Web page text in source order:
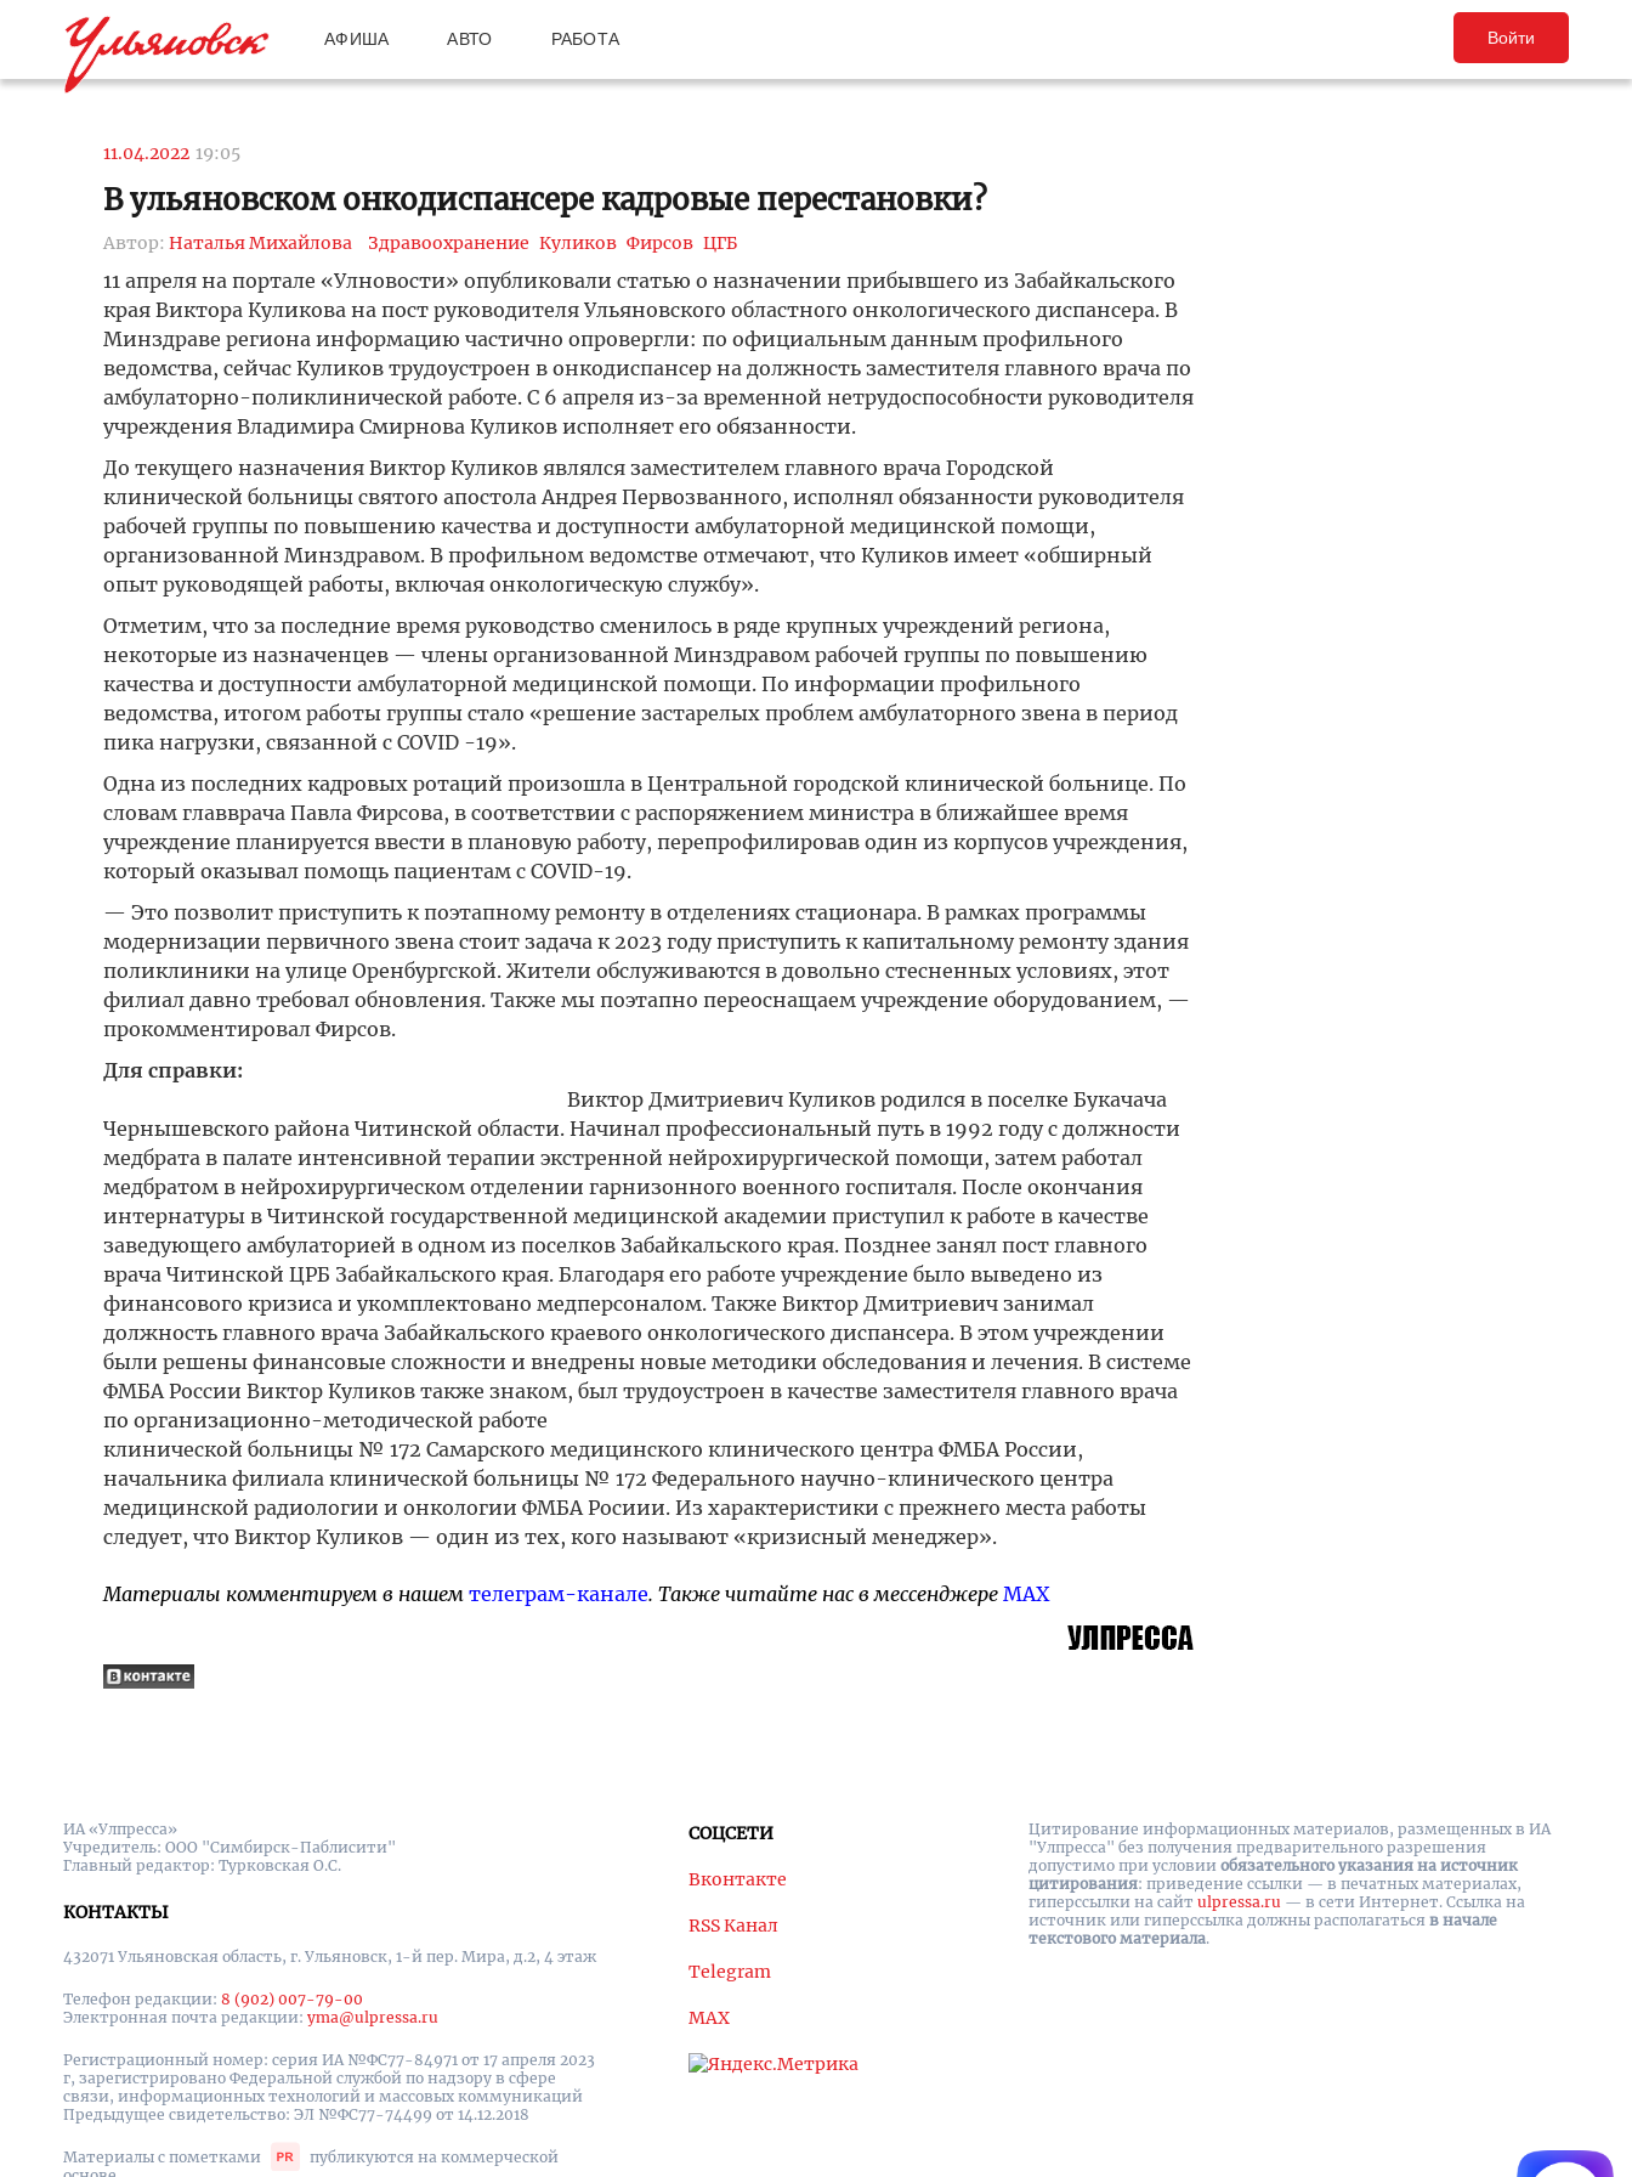
АФИША АВТО РАБОТА Войти
11.04.2022 19:05
В ульяновском онкодиспансере кадровые перестановки?
Автор: Наталья Михайлова Здравоохранение Куликов Фирсов ЦГБ
11 апреля на портале «Улновости» опубликовали статью о назначении прибывшего из Забайкальского
края Виктора Куликова на пост руководителя Ульяновского областного онкологического диспансера. В
Минздраве региона информацию частично опровергли: по официальным данным профильного
ведомства, сейчас Куликов трудоустроен в онкодиспансер на должность заместителя главного врача по
амбулаторно-поликлинической работе. С 6 апреля из-за временной нетрудоспособности руководителя
учреждения Владимира Смирнова Куликов исполняет его обязанности.
До текущего назначения Виктор Куликов являлся заместителем главного врача Городской
клинической больницы святого апостола Андрея Первозванного, исполнял обязанности руководителя
рабочей группы по повышению качества и доступности амбулаторной медицинской помощи,
организованной Минздравом. В профильном ведомстве отмечают, что Куликов имеет «обширный
опыт руководящей работы, включая онкологическую службу».
Отметим, что за последние время руководство сменилось в ряде крупных учреждений региона,
некоторые из назначенцев — члены организованной Минздравом рабочей группы по повышению
качества и доступности амбулаторной медицинской помощи. По информации профильного
ведомства, итогом работы группы стало «решение застарелых проблем амбулаторного звена в период
пика нагрузки, связанной с COVID -19».
Одна из последних кадровых ротаций произошла в Центральной городской клинической больнице. По
словам главврача Павла Фирсова, в соответствии с распоряжением министра в ближайшее время
учреждение планируется ввести в плановую работу, перепрофилировав один из корпусов учреждения,
который оказывал помощь пациентам с COVID-19.
— Это позволит приступить к поэтапному ремонту в отделениях стационара. В рамках программы
модернизации первичного звена стоит задача к 2023 году приступить к капитальному ремонту здания
поликлиники на улице Оренбургской. Жители обслуживаются в довольно стесненных условиях, этот
филиал давно требовал обновления. Также мы поэтапно переоснащаем учреждение оборудованием, —
прокомментировал Фирсов.
Для справки:
Виктор Дмитриевич Куликов родился в поселке Букачача
Чернышевского района Читинской области. Начинал профессиональный путь в 1992 году с должности
медбрата в палате интенсивной терапии экстренной нейрохирургической помощи, затем работал
медбратом в нейрохирургическом отделении гарнизонного военного госпиталя. После окончания
интернатуры в Читинской государственной медицинской академии приступил к работе в качестве
заведующего амбулаторией в одном из поселков Забайкальского края. Позднее занял пост главного
врача Читинской ЦРБ Забайкальского края. Благодаря его работе учреждение было выведено из
финансового кризиса и укомплектовано медперсоналом. Также Виктор Дмитриевич занимал
должность главного врача Забайкальского краевого онкологического диспансера. В этом учреждении
были решены финансовые сложности и внедрены новые методики обследования и лечения. В системе
ФМБА России Виктор Куликов также знаком, был трудоустроен в качестве заместителя главного врача
по организационно-методической работе
клинической больницы № 172 Самарского медицинского клинического центра ФМБА России,
начальника филиала клинической больницы № 172 Федерального научно-клинического центра
медицинской радиологии и онкологии ФМБА Росиии. Из характеристики с прежнего места работы
следует, что Виктор Куликов — один из тех, кого называют «кризисный менеджер».
Материалы комментируем в нашем телеграм-канале. Также читайте нас в мессенджере MAX
ИА «Улпресса»
Учредитель: ООО "Симбирск-Паблисити"
Главный редактор: Турковская О.С.
КОНТАКТЫ
432071 Ульяновская область, г. Ульяновск, 1-й пер. Мира, д.2, 4 этаж
Телефон редакции: 8 (902) 007-79-00
Электронная почта редакции: yma@ulpressa.ru
Регистрационный номер: серия ИА №ФС77-84971 от 17 апреля 2023
г, зарегистрировано Федеральной службой по надзору в сфере
связи, информационных технологий и массовых коммуникаций
Предыдущее свидетельство: ЭЛ №ФС77-74499 от 14.12.2018
Материалы с пометками
публикуются на коммерческой
СОЦСЕТИ
Вконтакте
RSS Канал
Telegram
MAX
Цитирование информационных материалов, размещенных в ИА
"Улпресса" без получения предварительного разрешения
допустимо при условии обязательного указания на источник
цитирования: приведение ссылки — в печатных материалах,
гиперссылки на cайт ulpressa.ru — в сети Интернет. Ссылка на
источник или гиперссылка должны располагаться в начале
текстового материала.